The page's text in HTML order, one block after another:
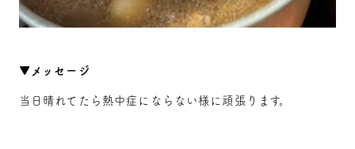
▼メッセージ
当日晴れてたら熱中症にならない様に頑張ります。